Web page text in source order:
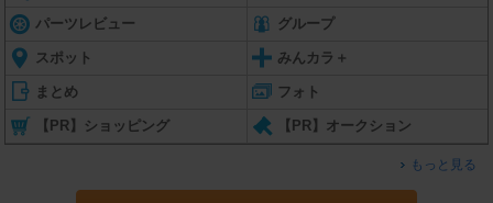
パーツレビュー グループ
スポット みんカラ＋
まとめ フォト
【PR】ショッピング 【PR】オークション
もっと見る